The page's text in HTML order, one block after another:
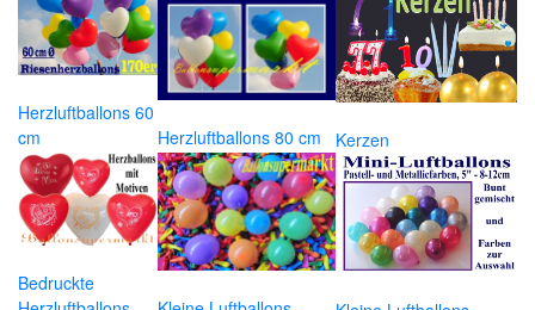
Herzluftballons 60
cm
Herzluftballons 80 cm Kerzen
Bedruckte